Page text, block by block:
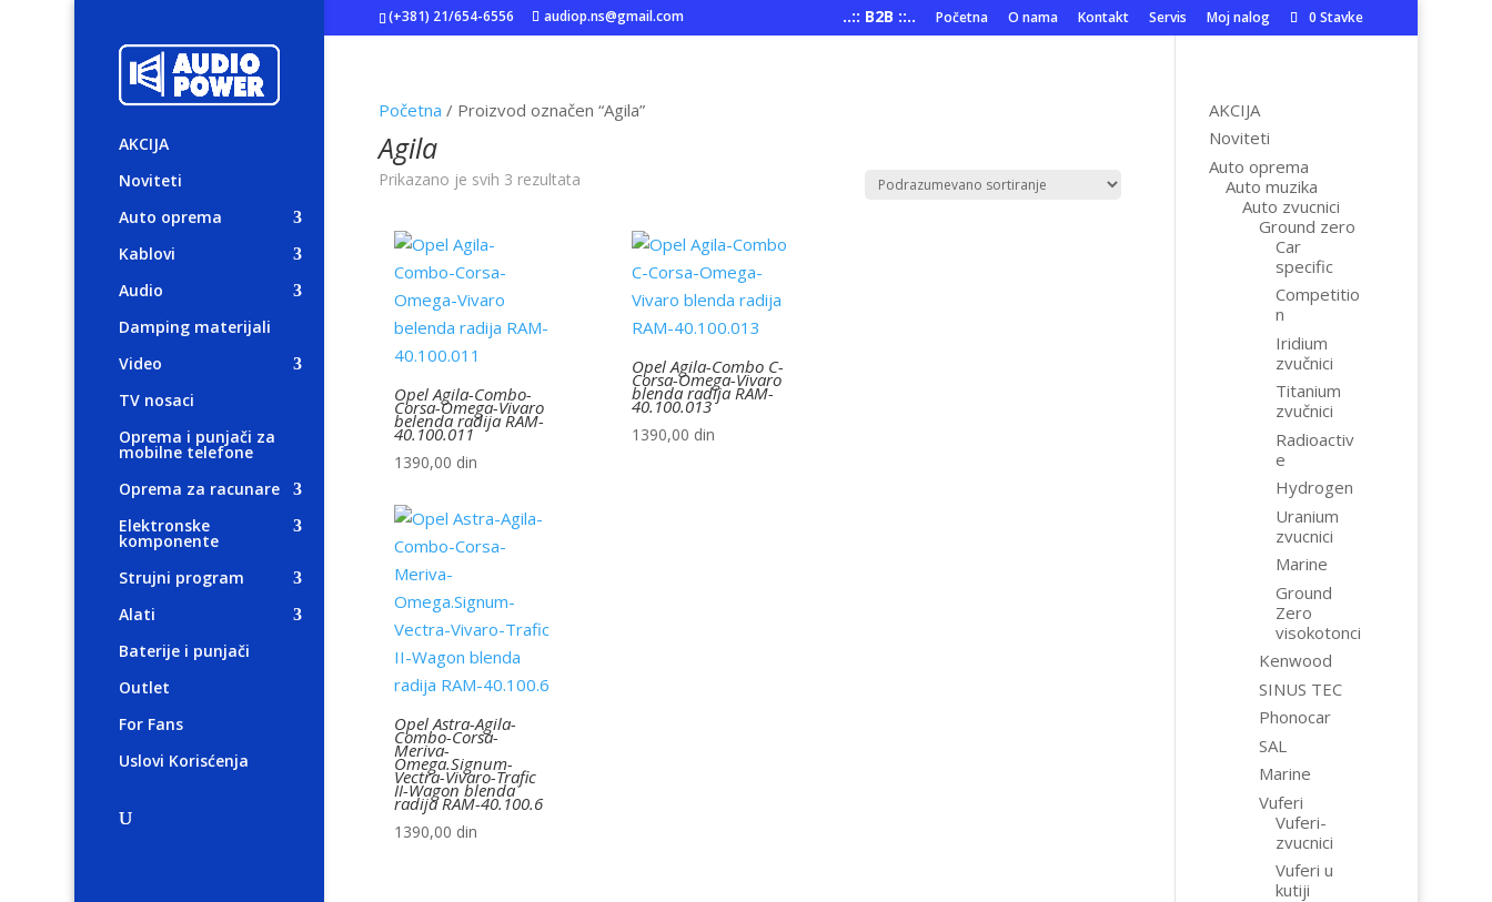
(+381) 21/654-6556 audiop.ns@gmail.com ..:: B2B ::.. Početna O nama Kontakt Servis Moj nalog 0 Stavke
AKCIJA
Noviteti
Auto oprema
Kablovi
Audio
Damping materijali
Video
TV nosaci
Oprema i punjači za
mobilne telefone
Oprema za racunare
Elektronske
komponente
Strujni program
Alati
Baterije i punjači
Outlet
For Fans
Uslovi Korisćenja
Početna / Proizvod označen “Agila”
Agila
Prikazano je svih 3 rezultata
Opel Agila-Combo-
Corsa-Omega-Vivaro
belenda radija RAM-
40.100.011
1390,00 din
Opel Agila-Combo C-
Corsa-Omega-Vivaro
blenda radija RAM-
40.100.013
1390,00 din
Opel Astra-Agila-
Combo-Corsa-
Meriva-
Omega.Signum-
Vectra-Vivaro-Trafic
II-Wagon blenda
radija RAM-40.100.6
1390,00 din
AKCIJA
Noviteti
Auto oprema
Auto muzika
Auto zvucnici
Ground zero
Car
specific
Competitio
n
Iridium
zvučnici
Titanium
zvučnici
Radioactiv
e
Hydrogen
Uranium
zvucnici
Marine
Ground
Zero
visokotonci
Kenwood
SINUS TEC
Phonocar
SAL
Marine
Vuferi
Vuferi-
zvucnici
Vuferi u
kutiji